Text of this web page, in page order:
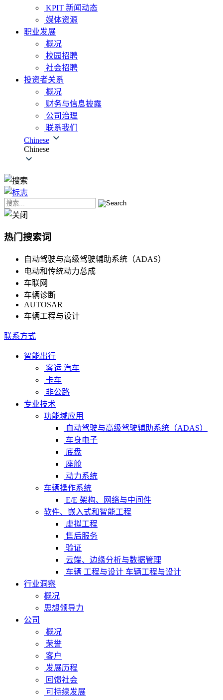
KPIT 新闻动态
媒体资源
职业发展
概况
校园招聘
社会招聘
投资者关系
概况
财务与信息披露
公司治理
联系我们
Chinese
Chinese
热门搜索词
自动驾驶与高级驾驶辅助系统（ADAS）
电动和传统动力总成
车联网
车辆诊断
AUTOSAR
车辆工程与设计
联系方式
智能出行
客运 汽车
卡车
非公路
专业技术
功能域应用
自动驾驶与高级驾驶辅助系统（ADAS）
车身电子
底盘
座舱
动力系统
车辆操作系统
E/E 架构、网络与中间件
软件、嵌入式和智能工程
虚拟工程
售后服务
验证
云端、边缘分析与数据管理
车辆 工程与设计 车辆工程与设计
行业洞察
概况
思想领导力
公司
概况
荣誉
客户
发展历程
回馈社会
可持续发展